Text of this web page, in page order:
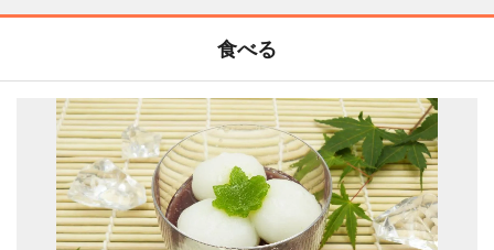
食べる